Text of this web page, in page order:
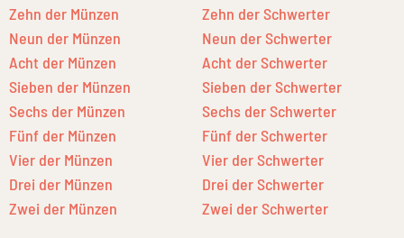
Zehn der Münzen
Neun der Münzen
Acht der Münzen
Sieben der Münzen
Sechs der Münzen
Fünf der Münzen
Vier der Münzen
Drei der Münzen
Zwei der Münzen
Zehn der Schwerter
Neun der Schwerter
Acht der Schwerter
Sieben der Schwerter
Sechs der Schwerter
Fünf der Schwerter
Vier der Schwerter
Drei der Schwerter
Zwei der Schwerter